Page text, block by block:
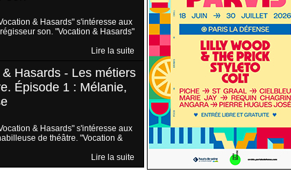
& Hasards" s'intéresse aux
son. "Vocation & Hasards"
Lire la suite
Hasards - Les métiers
Épisode 1 : Mélanie,
& Hasards" s'intéresse aux
de théâtre. "Vocation &
Lire la suite